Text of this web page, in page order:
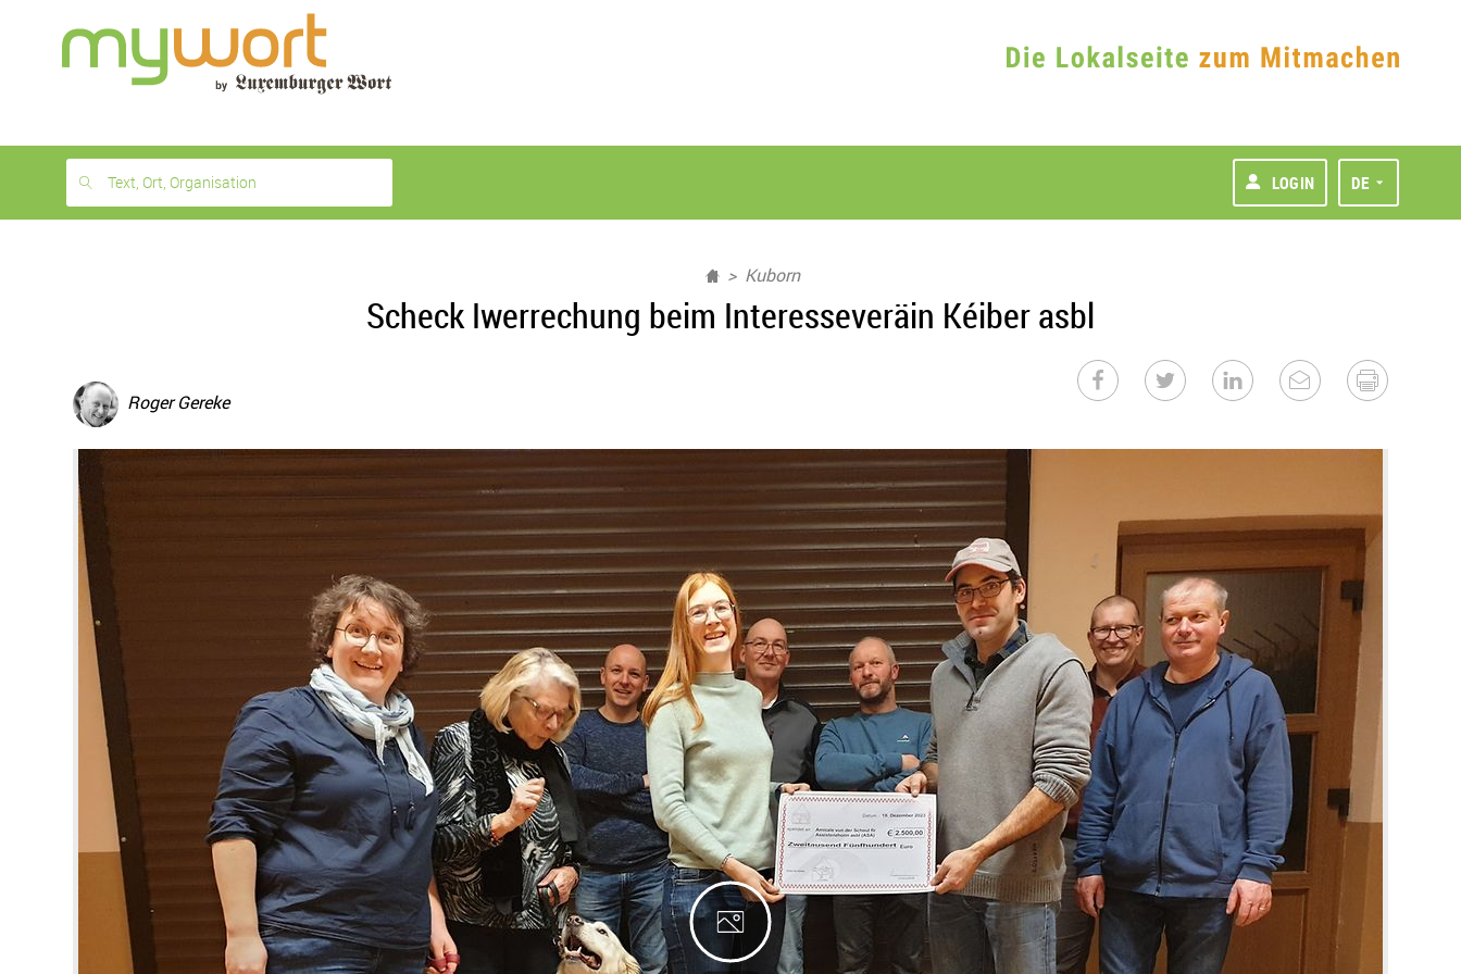
month
free
Text, Ort, Organisation LOGIN DE
Kuborn
Scheck Iwerrechung beim Interesseveräin Kéiber asbl
Roger Gereke